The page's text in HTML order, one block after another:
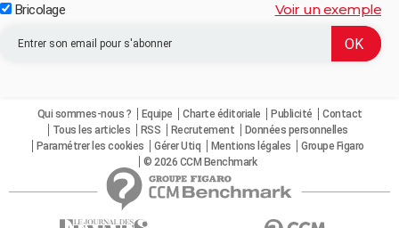
Bricolage Voir un exemple
Qui sommes-nous ? Equipe Charte éditoriale Publicité
Contact
Tous les articles
RSS Recrutement
Données personnelles
Paramétrer les cookies
Gérer Utiq Mentions légales
Groupe Figaro
© 2026 CCM Benchmark